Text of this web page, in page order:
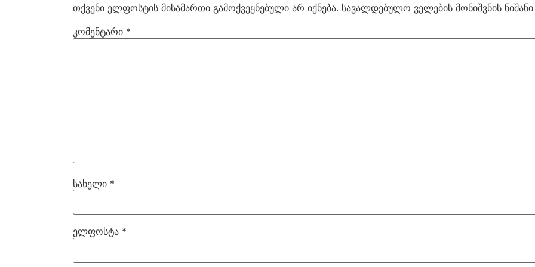
თქვენი ელფოსტის მისამართი გამოქვეყნებული არ იქნება. სავალდებულო ველების მონიშვნის
კომენტარი *
სახელი *
ელფოსტა *